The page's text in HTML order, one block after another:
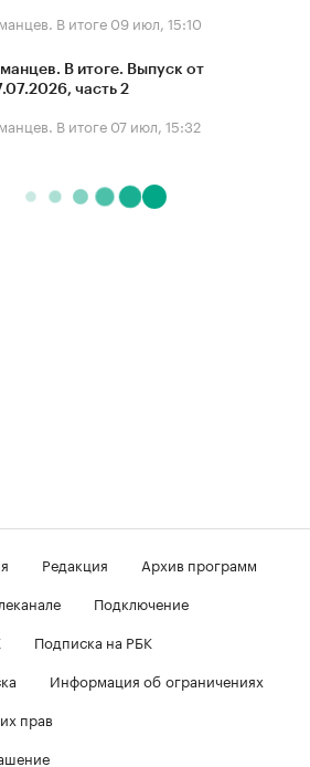
В итоге 09 июл, 15:10
В итоге. Выпуск от
часть 2
В итоге 07 июл, 15:32
Редакция
Архив программ
Подключение
Подписка на РБК
Информация об ограничениях
прав